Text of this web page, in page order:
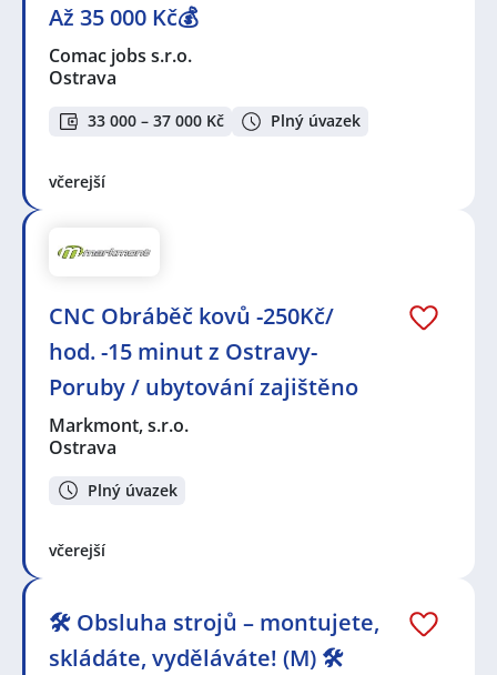
Až 35 000 Kč💰
Comac jobs s.r.o.
Ostrava
33 000 – 37 000 Kč Plný úvazek
včerejší
CNC Obráběč kovů -250Kč/
hod. -15 minut z Ostravy-
Poruby / ubytování zajištěno
Markmont, s.r.o.
Ostrava
Plný úvazek
včerejší
🛠️ Obsluha strojů – montujete,
skládáte, vyděláváte! (M) 🛠️